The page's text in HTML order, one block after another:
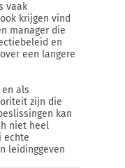
vaak
krijgen vind
manager die
en
een langere
als
zijn die
kan
niet heel
echte
leidinggeven